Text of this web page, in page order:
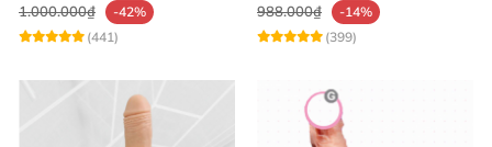
1.000.000₫
-42%
(441)
988.000₫
-14%
(399)